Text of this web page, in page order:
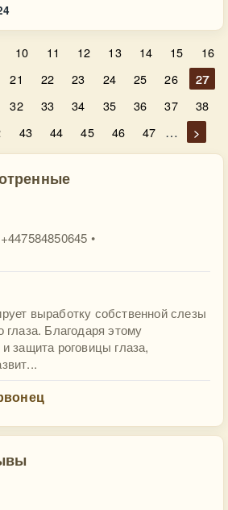
10 11 12 13 14 15
16
21 22 23 24 25 26
27
32 33 34 35 36 37
38
43 44 45 46 47 … >
•
выработку собственной слезы
глаза. Благодаря этому
защита роговицы глаза,